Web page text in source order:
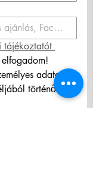
elfogadom!
adataim
történő